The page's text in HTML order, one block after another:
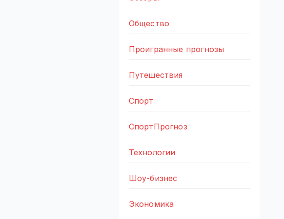
Общество
Проигранные прогнозы
Путешествия
Спорт
СпортПрогноз
Технологии
Шоу-бизнес
Экономика